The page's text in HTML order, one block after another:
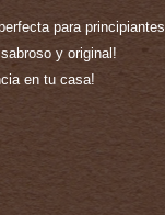
para
y original!
en tu casa!